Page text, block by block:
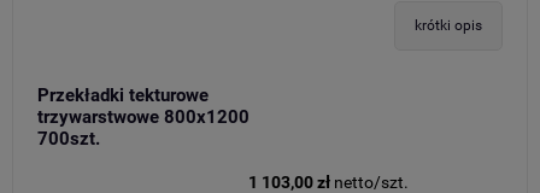
krótki opis
Przekładki tekturowe
trzywarstwowe 800x1200
700szt.
1 103,00 zł netto/szt.